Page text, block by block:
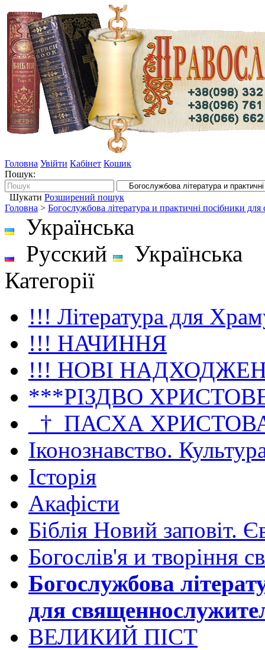
Головна Увійти Кабінет Кошик
Пошук:
Шукати Розширений пошук
Головна > Богослужбова література и практичні посібники
Українська
Русский
Українська
Категорії
!!! Література для
!!! НАЧИННЯ
!!! НОВІ
***РІЗДВО
_†_ПАСХА
Іконознавство.
Історія
Акафісти
Біблія Новий заповіт.
Богослів'я и творіння
Богослужбова
для
ВЕЛИКИЙ ПІСТ